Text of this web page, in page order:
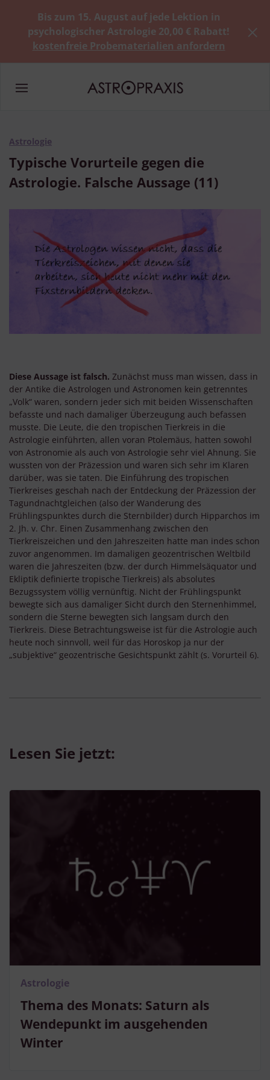
Bis zum 15. August auf jede Lektion in
psychologischer Astrologie 20,00 € Rabatt!
kostenfreie Probematerialien anfordern
Astrologie
Typische Vorurteile gegen die
Astrologie. Falsche Aussage (11)
Diese Aussage ist falsch. Zunächst muss man wissen, dass in
der Antike die Astrologen und Astronomen kein getrenntes
„Volk“ waren, sondern jeder sich mit beiden Wissenschaften
befasste und nach damaliger Überzeugung auch befassen
musste. Die Leute, die den tropischen Tierkreis in die
Astrologie einführten, allen voran Ptolemäus, hatten sowohl
von Astronomie als auch von Astrologie sehr viel Ahnung. Sie
wussten von der Präzession und waren sich sehr im Klaren
darüber, was sie taten. Die Einführung des tropischen
Tierkreises geschah nach der Entdeckung der Präzession der
Tagundnachtgleichen (also der Wanderung des
Frühlingspunktes durch die Sternbilder) durch Hipparchos im
2. Jh. v. Chr. Einen Zusammenhang zwischen den
Tierkreiszeichen und den Jahreszeiten hatte man indes schon
zuvor angenommen. Im damaligen geozentrischen Weltbild
waren die Jahreszeiten (bzw. der durch Himmelsäquator und
Ekliptik definierte tropische Tierkreis) als absolutes
Bezugssystem völlig vernünftig. Nicht der Frühlingspunkt
bewegte sich aus damaliger Sicht durch den Sternenhimmel,
sondern die Sterne bewegten sich langsam durch den
Tierkreis. Diese Betrachtungsweise ist für die Astrologie auch
heute noch sinnvoll, weil für das Horoskop ja nur der
„subjektive“ geozentrische Gesichtspunkt zählt (s. Vorurteil 6).
Lesen Sie jetzt:
Thema des Monats: Saturn als
Wendepunkt im ausgehenden
Winter
Astrologie